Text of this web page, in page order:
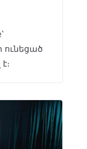
ունեցած